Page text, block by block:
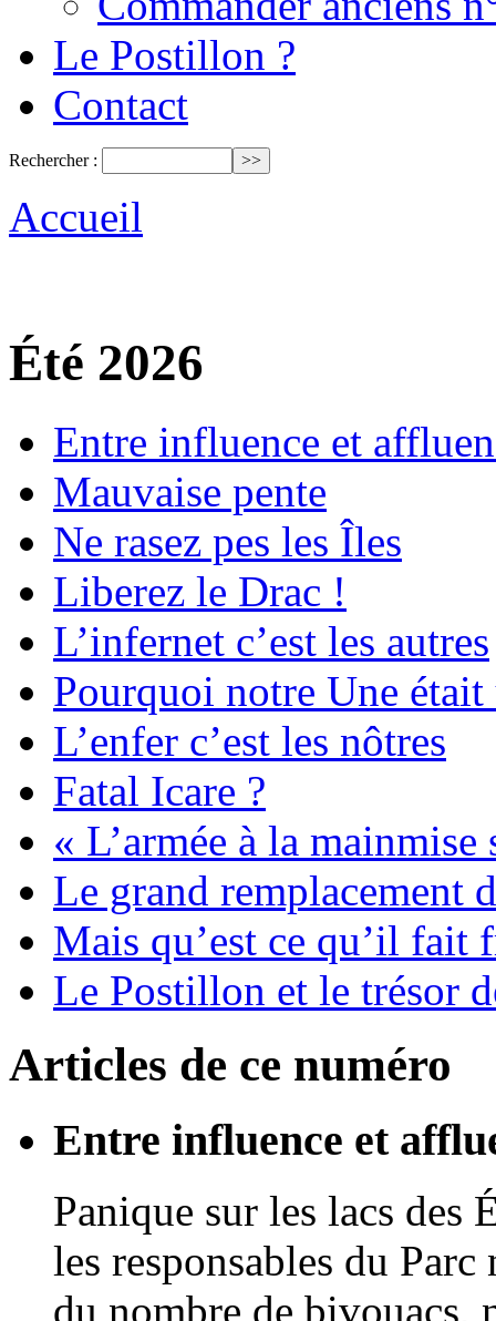
Le Postillon ?
Contact
Rechercher :
Accueil
Été 2026
Entre influence et
Mauvaise pente
Ne rasez pes les Îles
Liberez le Drac !
L’infernet c’est les autres
Pourquoi notre Une
L’enfer c’est les nôtres
Fatal Icare ?
« L’armée à la
Le grand remplacement
Mais qu’est ce qu’il fait
Le Postillon et le trésor
Articles de ce numéro
Entre influence et
Panique sur les lacs des
les responsables du
du nombre de bivouacs,